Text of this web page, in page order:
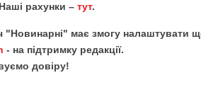
рахунки – тут.
"Новинарні" має змогу налаштувати
- на підтримку редакції.
довіру!